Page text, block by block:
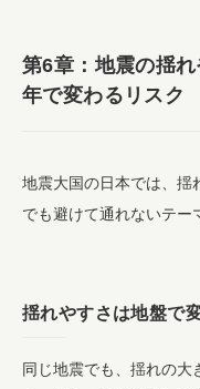
第6章：地震の揺
年で変わるリスク
地震大国の日本では、揺
でも避けて通れないテー
揺れやすさは地盤で
同じ地震でも、揺れの大